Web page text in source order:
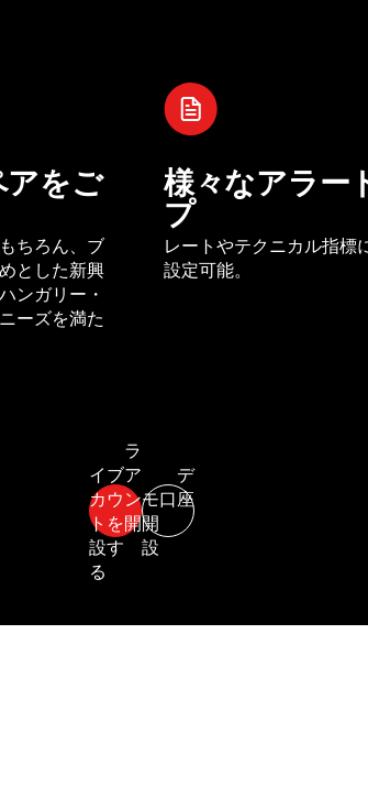
アをご
ちろん、ブ
とした新興
ンガリー・
ーズを満た
様々なアラー
プ
レートやテクニカル指標
設定可能。